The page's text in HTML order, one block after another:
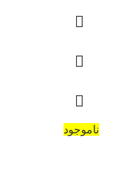
ناموجود